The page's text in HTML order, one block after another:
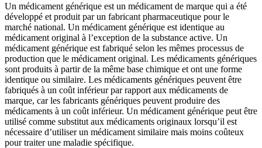
Un médicament générique est un médicament de marque qui a été
développé et produit par un fabricant pharmaceutique pour le
marché national. Un médicament générique est identique au
médicament original à l’exception de la substance active. Un
médicament générique est fabriqué selon les mêmes processus de
production que le médicament original. Les médicaments génériques
sont produits à partir de la même base chimique et ont une forme
identique ou similaire. Les médicaments génériques peuvent être
fabriqués à un coût inférieur par rapport aux médicaments de
marque, car les fabricants génériques peuvent produire des
médicaments à un coût inférieur. Un médicament générique peut être
utilisé comme substitut aux médicaments originaux lorsqu’il est
nécessaire d’utiliser un médicament similaire mais moins coûteux
pour traiter une maladie spécifique.